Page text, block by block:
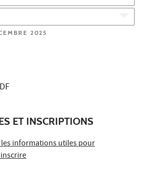
2025
ET INSCRIPTIONS
informations utiles pour